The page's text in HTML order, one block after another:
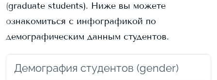
(graduate students). Ниже вы можете
ознакомиться с инфографикой по
демографическим данным студентов.
Демография студентов (gender)